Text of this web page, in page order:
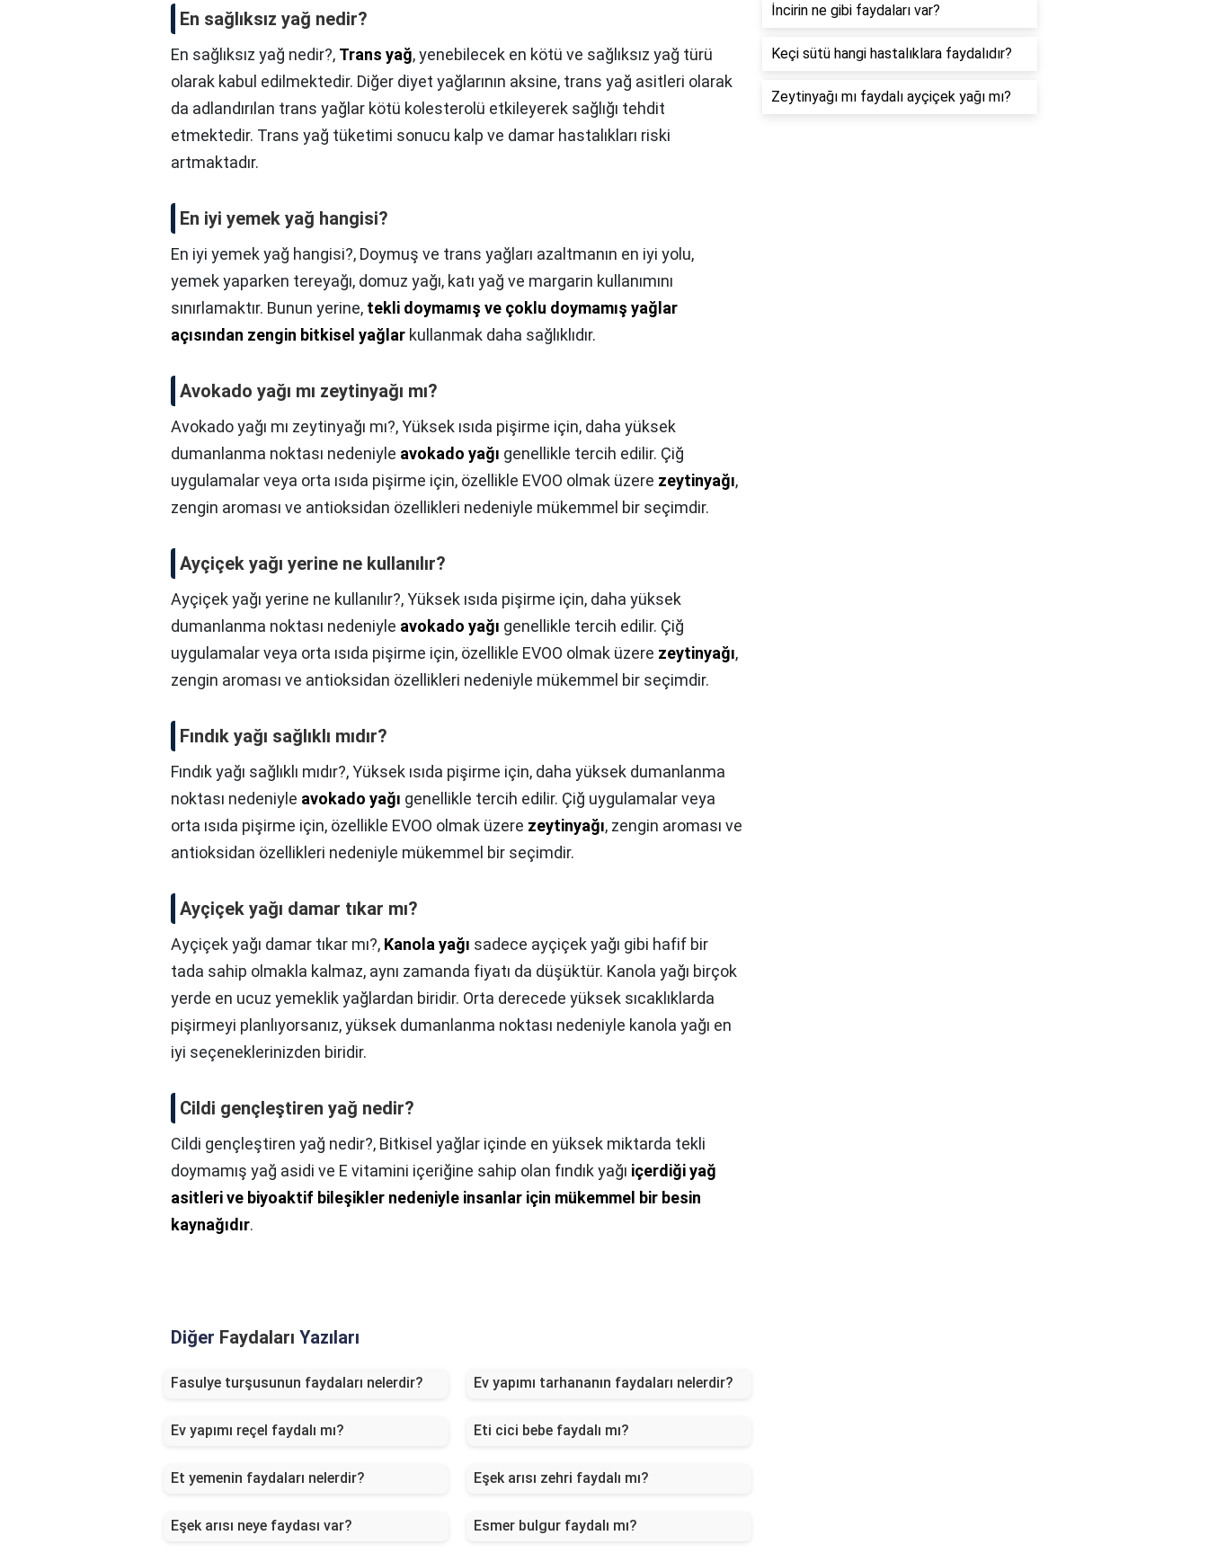
En sağlıksız yağ nedir?
En sağlıksız yağ nedir?, Trans yağ, yenebilecek en kötü ve sağlıksız yağ türü
olarak kabul edilmektedir. Diğer diyet yağlarının aksine, trans yağ asitleri olarak
da adlandırılan trans yağlar kötü kolesterolü etkileyerek sağlığı tehdit
etmektedir. Trans yağ tüketimi sonucu kalp ve damar hastalıkları riski
artmaktadır.
En iyi yemek yağ hangisi?
En iyi yemek yağ hangisi?, Doymuş ve trans yağları azaltmanın en iyi yolu,
yemek yaparken tereyağı, domuz yağı, katı yağ ve margarin kullanımını
sınırlamaktır. Bunun yerine, tekli doymamış ve çoklu doymamış yağlar
açısından zengin bitkisel yağlar kullanmak daha sağlıklıdır.
Avokado yağı mı zeytinyağı mı?
Avokado yağı mı zeytinyağı mı?,Yüksek ısıda pişirme için, daha yüksek
dumanlanma noktası nedeniyle avokado yağı genellikle tercih edilir. Çiğ
uygulamalar veya orta ısıda pişirme için, özellikle EVOO olmak üzere zeytinyağı,
zengin aroması ve antioksidan özellikleri nedeniyle mükemmel bir seçimdir.
Ayçiçek yağı yerine ne kullanılır?
Ayçiçek yağı yerine ne kullanılır?,Yüksek ısıda pişirme için, daha yüksek
dumanlanma noktası nedeniyle avokado yağı genellikle tercih edilir. Çiğ
uygulamalar veya orta ısıda pişirme için, özellikle EVOO olmak üzere zeytinyağı,
zengin aroması ve antioksidan özellikleri nedeniyle mükemmel bir seçimdir.
Fındık yağı sağlıklı mıdır?
Fındık yağı sağlıklı mıdır?,Yüksek ısıda pişirme için, daha yüksek dumanlanma
noktası nedeniyle avokado yağı genellikle tercih edilir. Çiğ uygulamalar veya
orta ısıda pişirme için, özellikle EVOO olmak üzere zeytinyağı, zengin aroması ve
antioksidan özellikleri nedeniyle mükemmel bir seçimdir.
Ayçiçek yağı damar tıkar mı?
Ayçiçek yağı damar tıkar mı?, Kanola yağı sadece ayçiçek yağı gibi hafif bir
tada sahip olmakla kalmaz, aynı zamanda fiyatı da düşüktür. Kanola yağı birçok
yerde en ucuz yemeklik yağlardan biridir. Orta derecede yüksek sıcaklıklarda
pişirmeyi planlıyorsanız, yüksek dumanlanma noktası nedeniyle kanola yağı en
iyi seçeneklerinizden biridir.
Cildi gençleştiren yağ nedir?
Cildi gençleştiren yağ nedir?, Bitkisel yağlar içinde en yüksek miktarda tekli
doymamış yağ asidi ve E vitamini içeriğine sahip olan fındık yağı içerdiği yağ
asitleri ve biyoaktif bileşikler nedeniyle insanlar için mükemmel bir besin
kaynağıdır.
Diğer Faydaları Yazıları
Fasulye turşusunun faydaları nelerdir? Ev yapımı tarhananın faydaları nelerdir?
Ev yapımı reçel faydalı mı? Eti cici bebe faydalı mı?
Et yemenin faydaları nelerdir? Eşek arısı zehri faydalı mı?
Eşek arısı neye faydası var? Esmer bulgur faydalı mı?
İncirin ne gibi faydaları var?
Keçi sütü hangi hastalıklara faydalıdır?
Zeytinyağı mı faydalı ayçiçek yağı mı?